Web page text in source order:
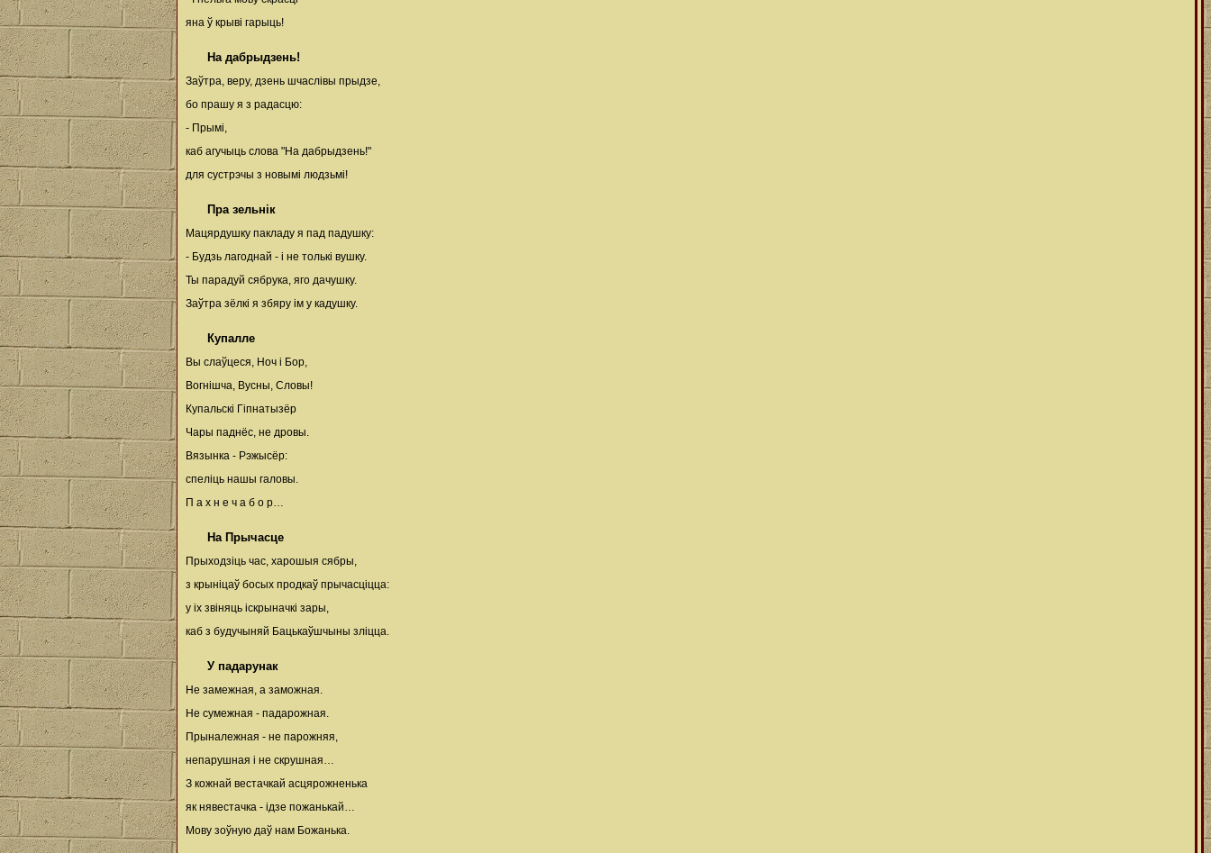
яна ў крыві гарыць!
На дабрыдзень!
Заўтра, веру, дзень шчаслівы прыдзе,
бо прашу я з радасцю:
- Прымі,
каб агучыць слова "На дабрыдзень!"
для сустрэчы з новымі людзьмі!
Пра зельнік
Мацярдушку пакладу я пад падушку:
- Будзь лагоднай - і не толькі вушку.
Ты парадуй сябрука, яго дачушку.
Заўтра зёлкі я збяру ім у кадушку.
Купалле
Вы слаўцеся, Ноч і Бор,
Вогнішча, Вусны, Словы!
Купальскі Гіпнатызёр
Чары паднёс, не дровы.
Вязынка - Рэжысёр:
спеліць нашы галовы.
П а х н е ч а б о р…
На Прычасце
Прыходзіць час, харошыя сябры,
з крыніцаў босых продкаў прычасціцца:
у іх звіняць іскрыначкі зары,
каб з будучыняй Бацькаўшчыны зліцца.
У падарунак
Не замежная, а заможная.
Не сумежная - падарожная.
Прыналежная - не парожняя,
непарушная і не скрушная…
З кожнай вестачкай асцярожненька
як нявестачка - ідзе пожанькай…
Мову зоўную даў нам Божанька.